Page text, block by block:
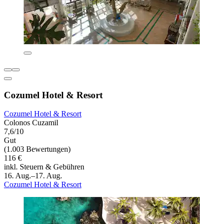
Cozumel Hotel & Resort
Cozumel Hotel & Resort
Colonos Cuzamil
7,6/10
Gut
(1.003 Bewertungen)
116 €
inkl. Steuern & Gebühren
16. Aug.–17. Aug.
Cozumel Hotel & Resort